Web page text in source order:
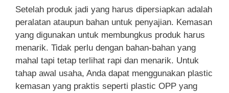
Setelah produk jadi yang harus dipersiapkan adalah
peralatan ataupun bahan untuk penyajian. Kemasan
yang digunakan untuk membungkus produk harus
menarik. Tidak perlu dengan bahan-bahan yang
mahal tapi tetap terlihat rapi dan menarik. Untuk
tahap awal usaha, Anda dapat menggunakan plastic
kemasan yang praktis seperti plastic OPP yang